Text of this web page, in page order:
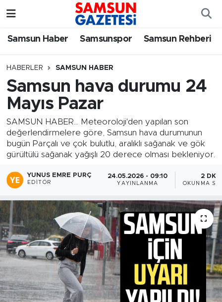
Samsun Haber Samsunspor Samsun Rehberi
HABERLER SAMSUN HABER
Samsun hava durumu 24
Mayıs Pazar
SAMSUN HABER... Meteoroloji'den yapılan son
değerlendirmelere göre, Samsun hava durumunun
bugün Parçalı ve çok bulutlu, aralıklı sağanak ve gök
gürültülü sağanak yağışlı 20 derece olması bekleniyor.
YUNUS EMRE PURÇ
EDITÖR
24.05.2026 - 09:10
YAYINLANMA
2 DK
OKUNMA
Samsun Haber
Samsun Rehberi
Resmi İlanlar
Samsun Nöbetçi Eczaneler
SAMSUN Namaz Vakitleri
Samsun Trafik Yoğunluk Haritası
Süper Lig Puan Durumu ve Fikstür
Haber Arşivi